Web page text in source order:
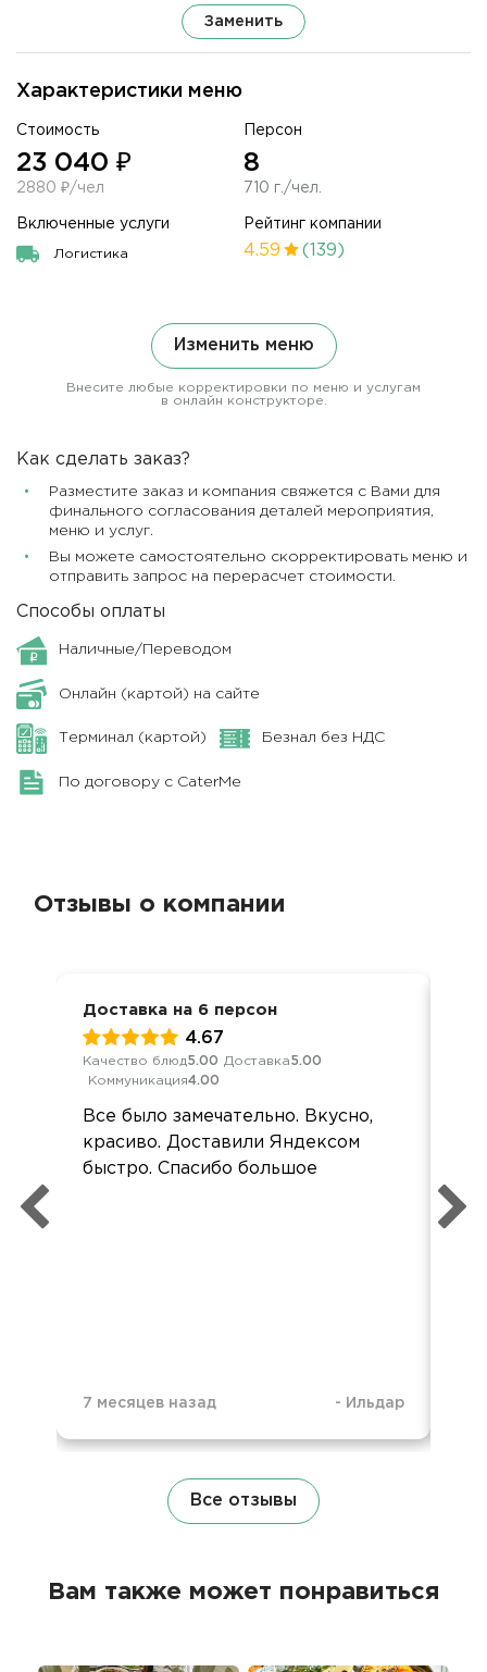
Характеристики меню
Стоимость
23 040 ₽
2880 ₽/чел
Персон
8
710 г./чел.
Включенные услуги
Логистика
Рейтинг компании
4.59 (139)
Изменить меню
Внесите любые корректировки по меню и услугам
в онлайн конструкторе.
Заменить
Как сделать заказ?
Разместите заказ и компания свяжется с Вами для
финального согласования деталей мероприятия,
меню и услуг.
Вы можете самостоятельно скорректировать меню и
отправить запрос на перерасчет стоимости.
Способы оплаты
Наличные/Переводом
Онлайн (картой) на сайте
Терминал (картой) Безнал без НДС
По договору с CaterMe
Отзывы о компании
Доставка на 6 персон
4.67
Качество блюд5.00 Доставка5.00
Коммуникация4.00
Все было замечательно. Вкусно,
красиво. Доставили Яндексом
быстро. Спасибо большое
7 месяцев назад - Ильдар
Все отзывы
Вам также может понравиться